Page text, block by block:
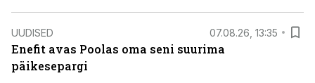
UUDISED 07.08.26, 13:35
Enefit avas Poolas oma seni suurima
päikesepargi